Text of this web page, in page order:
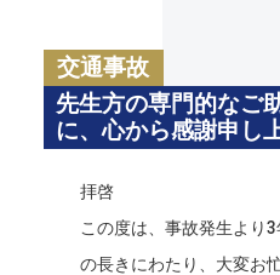
交通事故
先生方の専門的なご
に、心から感謝申し
拝啓
この度は、事故発生より3
の長きにわたり、大変お